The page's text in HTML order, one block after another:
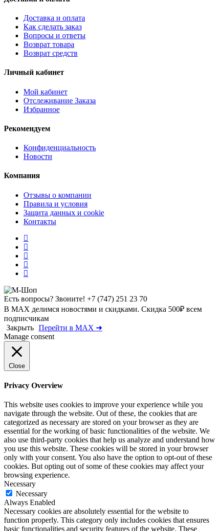
Доставка и оплата
Как сделать заказ
Вопросы и ответы
Возврат товара
Возврат средств
Личный кабинет
Мой кабинет
Отслеживание Заказа
Избранное
Рекомендуем
Конфиденциальность
Новости
Компания
Отзывы о компании
Правила и условия
Защита данных и cookie
Контакты
Есть вопросы? Звоните! +7 (747) 251 23 70
В MAX делимся новостями и скидками. Скидка 500₽ всем
подписчикам
Закрыть Перейти в MAX ➜
Manage consent
Close
Privacy Overview
This website uses cookies to improve your experience while you
navigate through the website. Out of these, the cookies that are
categorized as necessary are stored on your browser as they are
essential for the working of basic functionalities of the website. We
also use third-party cookies that help us analyze and understand how
you use this website. These cookies will be stored in your browser
only with your consent. You also have the option to opt-out of these
cookies. But opting out of some of these cookies may affect your
browsing experience.
Necessary
Necessary
Always Enabled
Necessary cookies are absolutely essential for the website to
function properly. This category only includes cookies that ensures
basic functionalities and security features of the website. These